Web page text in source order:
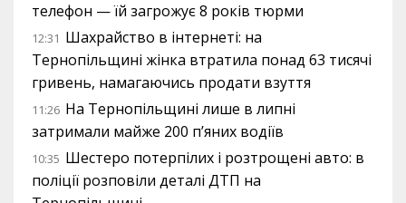
телефон — їй загрожує 8 років тюрми
12:31 Шахрайство в інтернеті: на
Тернопільщині жінка втратила понад 63 тисячі
гривень, намагаючись продати взуття
11:26 На Тернопільщині лише в липні
затримали майже 200 п’яних водіїв
10:35 Шестеро потерпілих і розтрощені авто: в
поліції розповіли деталі ДТП на